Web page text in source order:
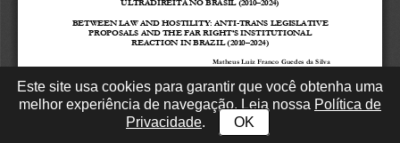
Este site usa cookies para garantir que você obtenha uma
melhor experiência de navegação. Leia nossa Política de
Privacidade. OK